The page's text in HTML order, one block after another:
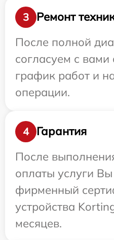
3
Ремонт
После полной
согласуем с вами
график работ и
операции.
4
Гарантия
После
оплаты услуги
фирменный
устройства
месяцев.